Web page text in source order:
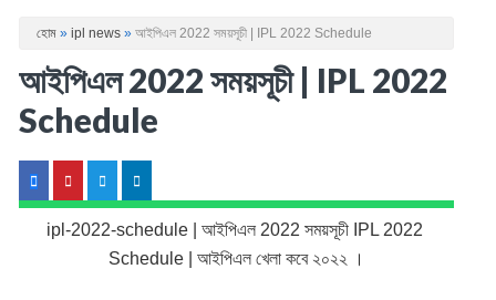
হোম » ipl news » আইপিএল 2022 সময়সূচী | IPL 2022 Schedule
আইপিএল 2022 সময়সূচী | IPL 2022
Schedule
ipl-2022-schedule | আইপিএল 2022 সময়সূচী IPL 2022
Schedule | আইপিএল খেলা কবে ২০২২ ।